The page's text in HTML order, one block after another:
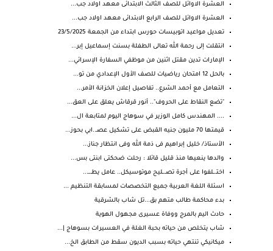
العشرة الاوائل للصف الثالث الابتدائى معهد اولاد جب...
العشرة الاوائل للصف الرابع الابتدائى معهد اولاد جب...
تعديل مواعيد اتوبيسات حورس ابتداء من الجمعة 23/5/2025
انتقلت إلى رحمة الله تعالى الطفلة بسنت إسماعيل إبر...
الإمارات تدين مقتل اثنين من موظفي السفارة الإسرائي...
بالحل 12 امتحان رياضيات للصف الأول الإعدادي من تو...
التعامل مع أحمد الشرع.. تفاصيل إعلان الخزانة الأمر...
"تضع النقاط على الحروف".. أنور قرقاش يعلق على العق...
.... المهندس كامل الوزير في سوهاج اليوم لمتابعة ال...
قيمتها 70 مليون جنيه القبض على تشكيل عصـ..ابي بحوز...
الأستاذ/ خليل إبراهيم فى ذمة الله وفى انتظار جناز...
والدها ينعيها منذ قليل قائلا : رحلت ضحكتى ابنتى بس...
اختـ.ـلفوا على أجرة تصـ.ـليح موتوسيكل.. عامل يطـ.ـ...
اسئلة اللغة العربية جميع التخصصات لمسابقة التنظيم ...
بدء محاكمة طالب متهم بق...تل شاب بالشرقية
حادث اليم بالمرج ووفاة عسيرى مجهول الهوية
شاب يتخلص من حياته بحبة الغلة في العسيرات بسوهاج |...
ميكانيكي تنتهي حياته بسبب الديون سقط من الطابق الخ...